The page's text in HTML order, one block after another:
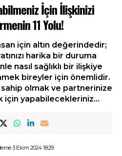
İçin İlişkinizi
11 Yolu!
için altın değerindedir;
harika bir duruma
nasıl sağlıklı bir ilişkiye
bireyler için önemlidir.
sahip olmak ve partnerinize
için yapabilecekleriniz...
3 Ekim 2024 18:29